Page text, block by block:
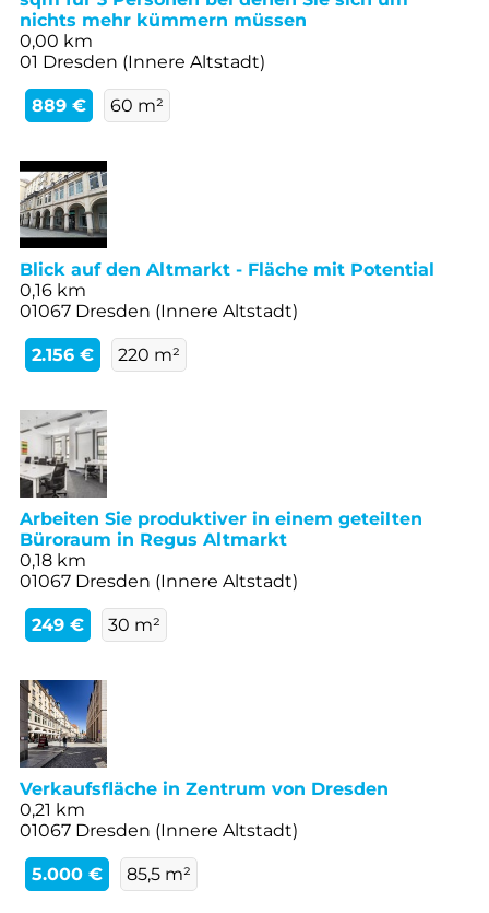
nichts mehr kümmern müssen
0,00 km
01 Dresden (Innere Altstadt)
889 € 60 m²
Blick auf den Altmarkt - Fläche mit Potential
0,16 km
01067 Dresden (Innere Altstadt)
2.156 € 220 m²
Arbeiten Sie produktiver in einem geteilten
Büroraum in Regus Altmarkt
0,18 km
01067 Dresden (Innere Altstadt)
249 € 30 m²
Verkaufsfläche in Zentrum von Dresden
0,21 km
01067 Dresden (Innere Altstadt)
5.000 € 85,5 m²